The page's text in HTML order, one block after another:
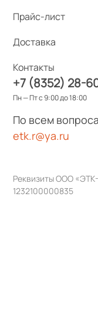
Прайс-лист
Доставка
Контакты
+7 (8352) 28-
Пн — Пт с 9:00 до 18:00
По всем
etk.r@ya.ru
Реквизиты ООО
1232100000835